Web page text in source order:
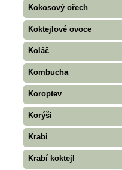
Kokosový ořech
Koktejlové ovoce
Koláč
Kombucha
Koroptev
Korýši
Krabi
Krabí koktejl